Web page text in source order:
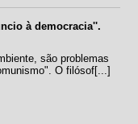
à democracia''.
são problemas
O filósof[...]